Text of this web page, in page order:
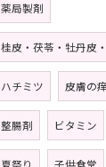
薬局製剤
桂皮・茯苓・牡丹皮
ハチミツ 皮膚の
整腸剤 ビタミン